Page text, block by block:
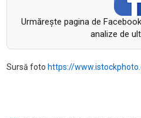
Urmăreşte pagina de
analize de
Sursă foto https://